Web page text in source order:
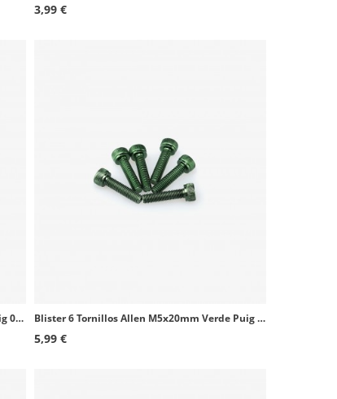
3,99 €
Blister 6 Tornillos Allen M8x50mm Rojo Puig 0524R Blister 6 Tornillos Allen M5x20mm Verde Puig 0147V
5,99 €